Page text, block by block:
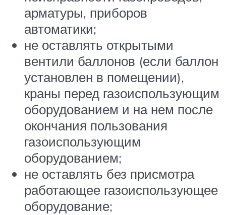
арматуры, приборов
автоматики;
не оставлять открытыми
вентили баллонов (если баллон
установлен в помещении),
краны перед газоиспользующим
оборудованием и на нем после
окончания пользования
газоиспользующим
оборудованием;
не оставлять без присмотра
работающее газоиспользующее
оборудование;